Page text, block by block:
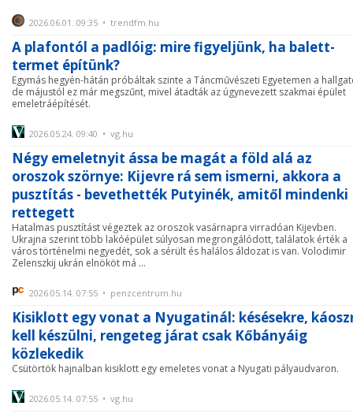
2026.06.01. 09:35 • trendfm.hu
A plafontól a padlóig: mire figyeljünk, ha balett-
termet építünk?
Egymás hegyén-hátán próbáltak szinte a Táncművészeti Egyetemen a
de májustól ez már megszűnt, mivel átadták az úgynevezett szakmai épület
emeletráépítését.
2026.05.24. 09:40 • vg.hu
Négy emeletnyit ássa be magát a föld alá az
oroszok szörnye: Kijevre rá sem ismerni, akkora a
pusztítás - bevethették Putyinék, amitől mindenki
rettegett
Hatalmas pusztítást végeztek az oroszok vasárnapra virradóan Kijevben.
Ukrajna szerint több lakóépület súlyosan megrongálódott, találatok érték a
város történelmi negyedét, sok a sérült és halálos áldozat is van. Volodimir
Zelenszkij ukrán elnököt má ...
2026.05.14. 07:55 • penzcentrum.hu
Kisiklott egy vonat a Nyugatinál: késésekre,
kell készülni, rengeteg járat csak Kőbányáig
közlekedik
Csütörtök hajnalban kisiklott egy emeletes vonat a Nyugati pályaudvaron.
2026.05.14. 07:55 • vg.hu